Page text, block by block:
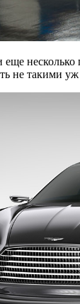
еще несколько
не такими